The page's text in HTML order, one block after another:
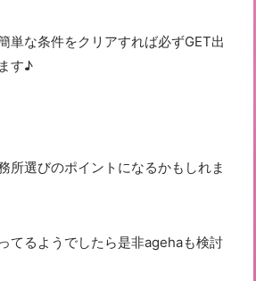
単な条件をクリアすれば必ずGET出
す♪
所選びのポイントになるかもしれま
てるようでしたら是非agehaも検討